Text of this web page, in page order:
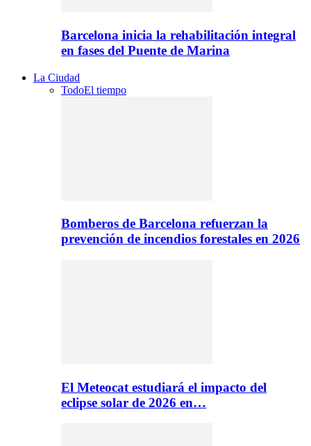
Barcelona inicia la rehabilitación integral
en fases del Puente de Marina
La Ciudad
TodoEl tiempo
Bomberos de Barcelona refuerzan la
prevención de incendios forestales en 2026
El Meteocat estudiará el impacto del
eclipse solar de 2026 en…